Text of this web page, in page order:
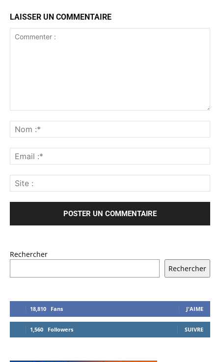
LAISSER UN COMMENTAIRE
Rechercher
Rechercher
18,810 Fans J'AIME
1,560 Followers SUIVRE